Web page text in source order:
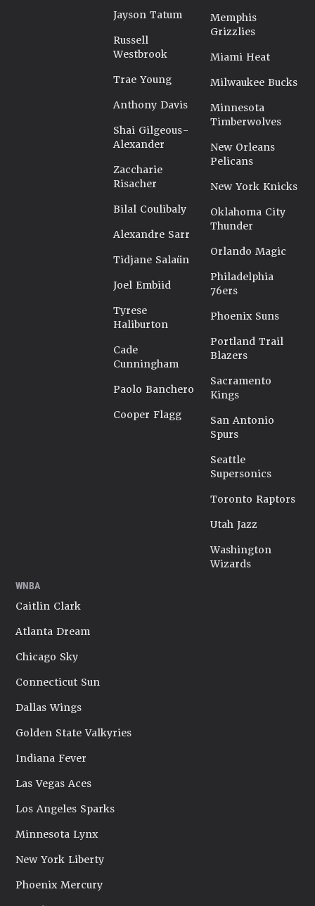
Jayson Tatum
Russell
Westbrook
Trae Young
Anthony Davis
Shai Gilgeous-
Alexander
Zaccharie
Risacher
Bilal Coulibaly
Alexandre Sarr
Tidjane Salaün
Joel Embiid
Tyrese
Haliburton
Cade
Cunningham
Paolo Banchero
Cooper Flagg
Memphis
Grizzlies
Miami Heat
Milwaukee Bucks
Minnesota
Timberwolves
New Orleans
Pelicans
New York Knicks
Oklahoma City
Thunder
Orlando Magic
Philadelphia
76ers
Phoenix Suns
Portland Trail
Blazers
Sacramento
Kings
San Antonio
Spurs
Seattle
Supersonics
Toronto Raptors
Utah Jazz
Washington
Wizards
WNBA
Caitlin Clark
Atlanta Dream
Chicago Sky
Connecticut Sun
Dallas Wings
Golden State Valkyries
Indiana Fever
Las Vegas Aces
Los Angeles Sparks
Minnesota Lynx
New York Liberty
Phoenix Mercury